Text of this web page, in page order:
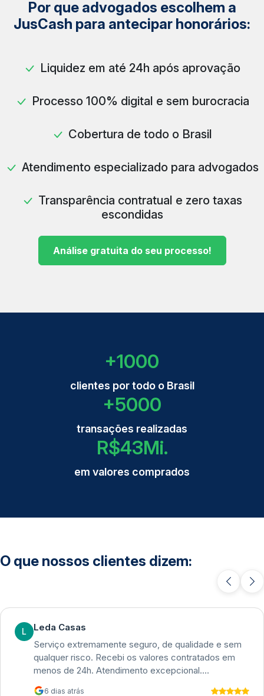
Por que advogados escolhem a
JusCash para antecipar honorários:
Liquidez em até 24h após aprovação
Processo 100% digital e sem burocracia
Cobertura de todo o Brasil
Atendimento especializado para advogados
Transparência contratual e zero taxas
escondidas
Análise gratuita do seu processo!
+1000
clientes por todo o Brasil
+5000
transações realizadas
R$43Mi.
em valores comprados
O que nossos clientes dizem:
L
Leda Casas
Serviço extremamente seguro, de qualidade e sem
qualquer risco. Recebi os valores contratados em
menos de 24h. Atendimento excepcional.
Recomendo!
6 dias atrás